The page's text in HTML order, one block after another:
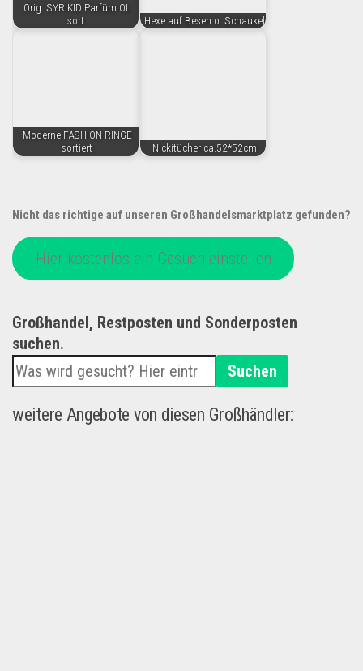
Orig. SYRIKID Parfüm ÖL
sort.
Hexe auf Besen o. Schaukel
Moderne FASHION-RINGE
sortiert
Nickitücher ca.52*52cm
Nicht das richtige auf unseren Großhandelsmarktplatz gefunden?
Hier kostenlos ein Gesuch einstellen
Großhandel, Restposten und Sonderposten
suchen.
Suchen
weitere Angebote von diesen Großhändler: